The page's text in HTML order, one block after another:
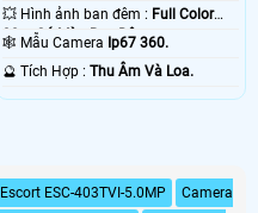
💥 Hình ảnh ban đêm : Full Color
30m Có Màu Ban Ðêm.
🕸️ Mẫu Camera Ip67 360.
️🔮 Tích Hợp :Thu Âm Và Loa.
Escort ESC-403TVI-5.0MP
Camera